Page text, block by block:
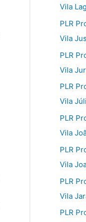
Vila
PLR
Vila
PLR
Vila
PLR
Vila
PLR
Vila
PLR
Vila
PLR
Vila
PLR